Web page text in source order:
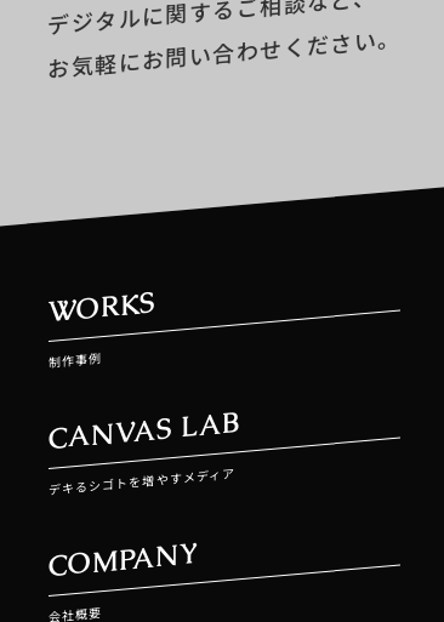
お気軽にお問い合わせください。
WORKS
制作事例
CANVAS LAB
デキるシゴトを増やすメディア
COMPANY
会社概要